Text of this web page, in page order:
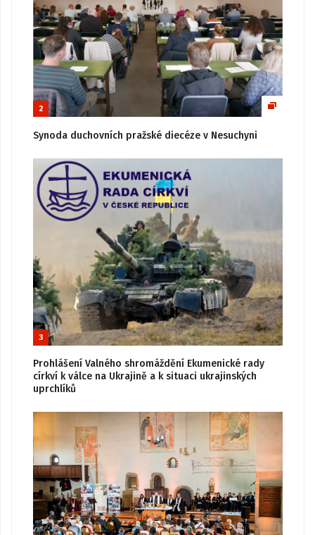
2
Synoda duchovních pražské diecéze v Nesuchyni
3
Prohlášení Valného shromáždění Ekumenické rady
církví k válce na Ukrajině a k situaci ukrajinských
uprchlíků